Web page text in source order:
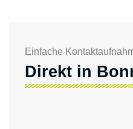
Einfache
Direkt in